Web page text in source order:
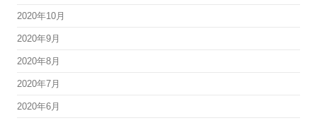
2020年10月
2020年9月
2020年8月
2020年7月
2020年6月